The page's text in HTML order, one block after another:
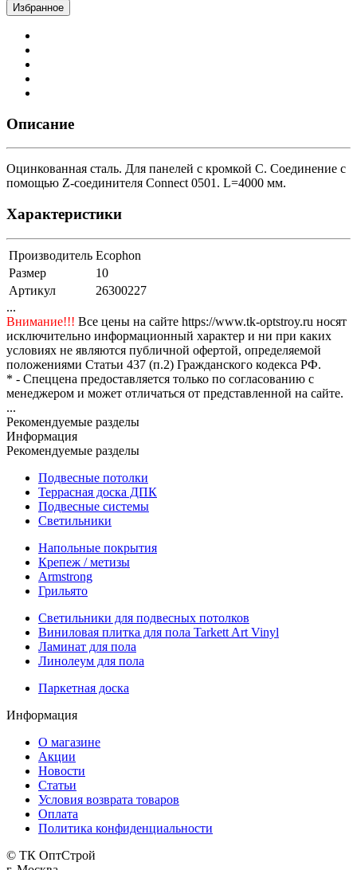
Избранное
Описание
Оцинкованная сталь. Для панелей с кромкой С. Соединение с
помощью Z-соединителя Connect 0501. L=4000 мм.
Характеристики
Производитель Ecophon
Размер
10
Артикул
26300227
...
Внимание!!! Все цены на сайте https://www.tk-optstroy.ru носят
исключительно информационный характер и ни при каких
условиях не являются публичной офертой, определяемой
положениями Статьи 437 (п.2) Гражданского кодекса РФ.
* - Спеццена предоставляется только по согласованию с
менеджером и может отличаться от представленной на сайте.
...
Рекомендуемые разделы
Информация
Рекомендуемые разделы
Подвесные потолки
Террасная доска ДПК
Подвесные системы
Светильники
Напольные покрытия
Крепеж / метизы
Armstrong
Грильято
Светильники для подвесных потолков
Виниловая плитка для пола Tarkett Art Vinyl
Ламинат для пола
Линолеум для пола
Паркетная доска
Информация
О магазине
Акции
Новости
Статьи
Условия возврата товаров
Оплата
Политика конфиденциальности
© ТК ОптСтрой